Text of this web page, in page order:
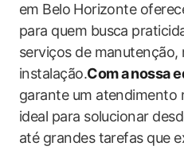
em Belo ⁣Horizonte
para quem busca
serviços de manutenção,
instalação.Com ​a ⁢nossa
‍garante um atendimento
ideal para solucionar
até grandes tarefas que